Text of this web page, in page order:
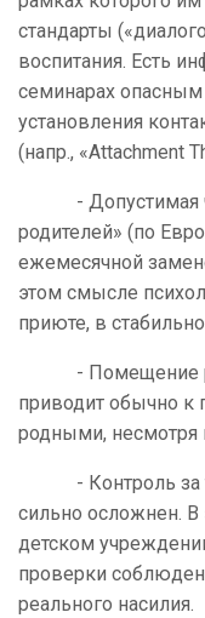
стандарты
воспитания. Есть
семинарах
установления
(напр., «Attachment
- Допустимая
родителей» (по
ежемесячной
этом смысле
приюте, в
- Помещение
приводит обычно
родными, несмотря
- Контроль за
сильно осложнен.
детском
проверки
реального насилия.